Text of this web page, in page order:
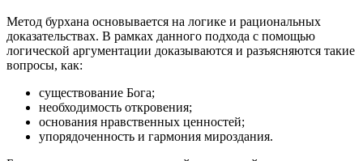
Метод бурхана основывается на логике и рациональных
доказательствах. В рамках данного подхода с помощью
логической аргументации доказываются и разъясняются такие
вопросы, как:
существование Бога;
необходимость откровения;
основания нравственных ценностей;
упорядоченность и гармония мироздания.